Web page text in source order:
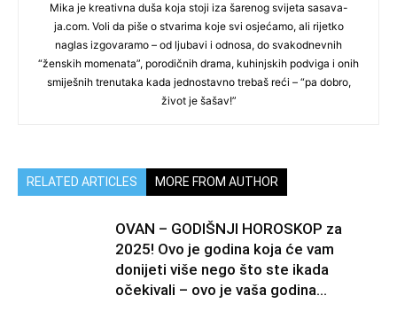
Mika je kreativna duša koja stoji iza šarenog svijeta sasava-
ja.com. Voli da piše o stvarima koje svi osjećamo, ali rijetko
naglas izgovaramo – od ljubavi i odnosa, do svakodnevnih
“ženskih momenata”, porodičnih drama, kuhinjskih podviga i onih
smiješnih trenutaka kada jednostavno trebaš reći – “pa dobro,
život je šašav!”
RELATED ARTICLES MORE FROM AUTHOR
OVAN – GODIŠNJI HOROSKOP za
2025! Ovo je godina koja će vam
donijeti više nego što ste ikada
očekivali – ovo je vaša godina...